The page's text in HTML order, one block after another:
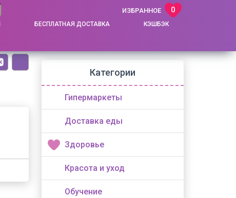
ИЗБРАННОЕ 0
БЕСПЛАТНАЯ ДОСТАВКА КЭШБЭК
Категории
Гипермаркеты
Доставка еды
Здоровье
Красота и уход
Обучение